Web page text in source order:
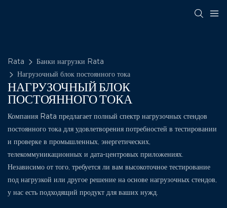
Rata
Банки нагрузки Rata
Нагрузочный блок постоянного тока
НАГРУЗОЧНЫЙ БЛОК
ПОСТОЯННОГО ТОКА
Компания Rata предлагает полный спектр нагрузочных стендов
постоянного тока для удовлетворения потребностей в тестировании
и проверке в промышленных, энергетических,
телекоммуникационных и дата-центровых приложениях.
Независимо от того, требуется ли вам высокоточное тестирование
под нагрузкой или другое решение на основе нагрузочных стендов,
у нас есть подходящий продукт для ваших нужд.